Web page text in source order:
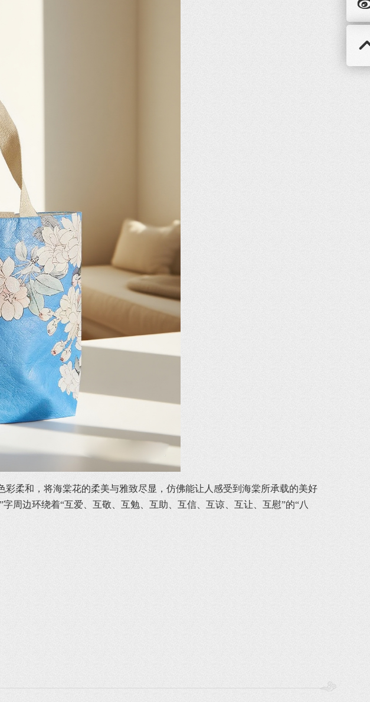
柔和，将海棠花的柔美与雅致尽显，仿佛能让人感受到海棠所承载的美好
周边环绕着“互爱、互敬、互勉、互助、互信、互谅、互让、互慰”的“八